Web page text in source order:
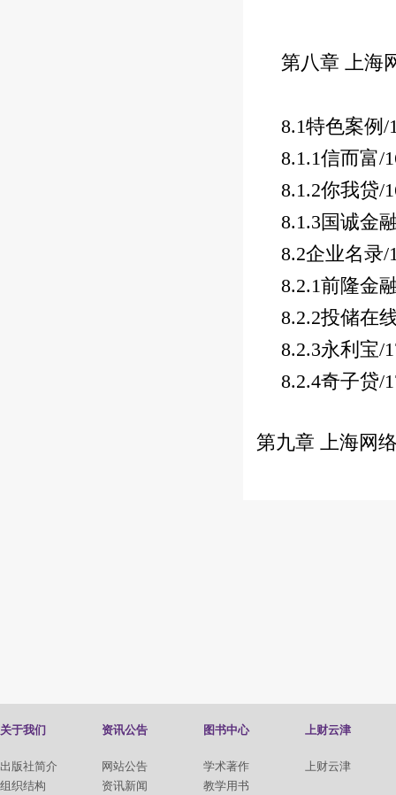
第八章 上海
8.1特色案例 /
8.1.1信而富/
8.1.2你我贷/
8.1.3国诚金
8.2企业名录/
8.2.1前隆金
8.2.2投储在
8.2.3永利宝/
8.2.4奇子贷/
第九章 上海网
关于我们
出版社简介
组织结构
资讯公告
网站公告
资讯新闻
图书中心
学术著作
教学用书
上财云津
上财云津